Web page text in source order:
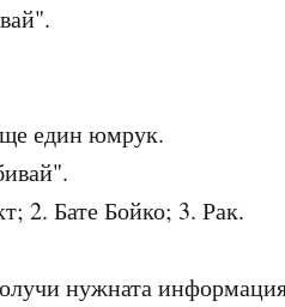
един юмрук.
2. Бате Бойко; 3. Рак.
нужната